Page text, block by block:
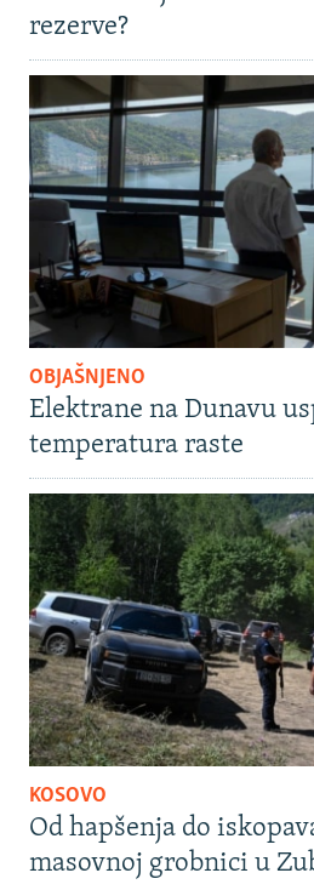
rezerve?
OBJAŠNJENO
Elektrane na Dunavu
temperatura raste
KOSOVO
Od hapšenja do
masovnoj grobnici u